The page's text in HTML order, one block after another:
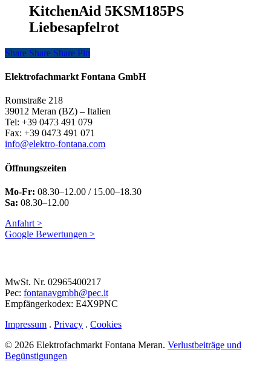
KitchenAid 5KSM185PS
Liebesapfelrot
Share
Share Share Share Pin
Elektrofachmarkt Fontana GmbH
Romstraße 218
39012 Meran (BZ) – Italien
Tel: +39 0473 491 079
Fax: +39 0473 491 071
info@elektro-fontana.com
Öffnungszeiten
Mo-Fr: 08.30–12.00 / 15.00–18.30
Sa: 08.30–12.00
Anfahrt >
Google Bewertungen >
MwSt. Nr. 02965400217
Pec: fontanavgmbh@pec.it
Empfängerkodex: E4X9PNC
Impressum . Privacy . Cookies
© 2026 Elektrofachmarkt Fontana Meran. Verlustbeiträge und
Begünstigungen